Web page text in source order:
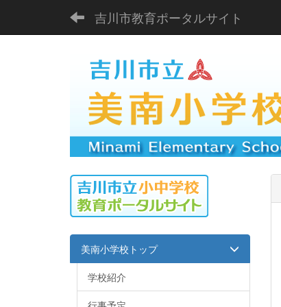
吉川市教育ポータルサイト
美南小学校トップ
学校紹介